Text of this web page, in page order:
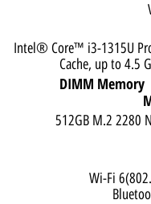
Intel® Core™ i3-1315U
Cache, up to 4.5
DIMM Memory
512GB M.2 2280
Wi-Fi